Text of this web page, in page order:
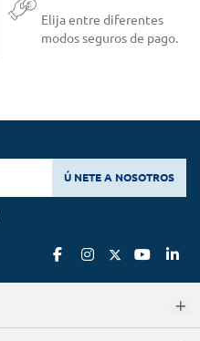
Elija entre diferentes
modos seguros de pago.
Ú NETE A NOSOTROS